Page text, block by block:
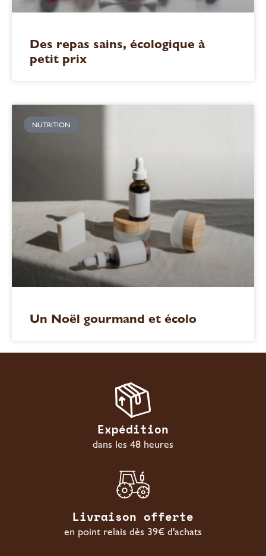
Des repas sains, écologique à
petit prix
NUTRITION
Un Noël gourmand et écolo
Expédition
dans les 48 heures
Livraison offerte
en point relais dès 39€ d'achats